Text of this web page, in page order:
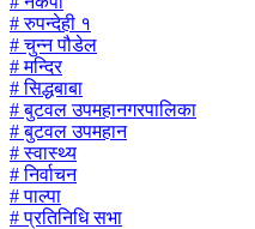
# रुपन्देही १
# चुन्न पौडेल
# मन्दिर
# सिद्धबाबा
# बुटवल उपमहानगरपालिका
# बुटवल उपमहान
# स्वास्थ्य
# निर्वाचन
# पाल्पा
# प्रतिनिधि सभा